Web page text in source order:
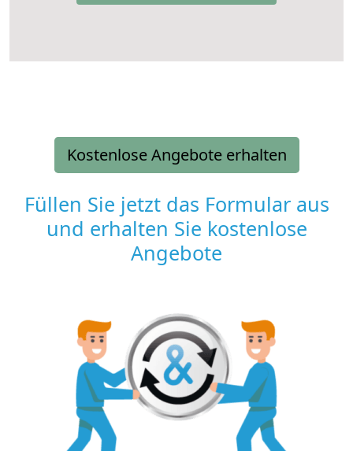
Kostenlose Angebote erhalten
Füllen Sie jetzt das Formular aus
und erhalten Sie kostenlose
Angebote